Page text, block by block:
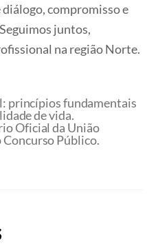
diálogo, compromisso e
juntos,
na região Norte.
princípios fundamentais
de vida.
Oficial da União
Concurso Público.